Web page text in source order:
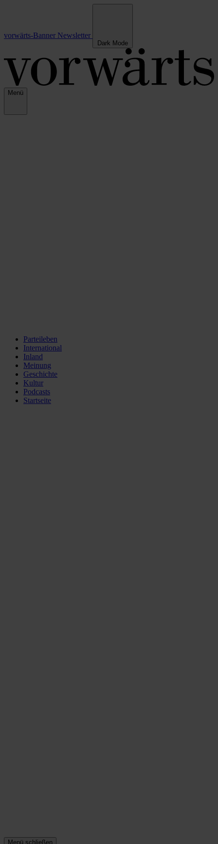
vorwärts-Banner Newsletter
Dark Mode
Menü
Parteileben
International
Inland
Meinung
Geschichte
Kultur
Podcasts
Startseite
Menü schließen